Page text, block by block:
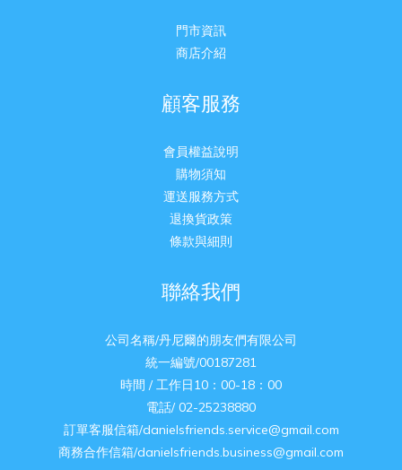
門市資訊
商店介紹
顧客服務
會員權益說明
購物須知
運送服務方式
退換貨政策
條款與細則
聯絡我們
公司名稱/丹尼爾的朋友們有限公司
統一編號/00187281
時間 / 工作日10：00-18：00
電話/ 02-25238880
訂單客服信箱/danielsfriends.service@gmail.com
商務合作信箱/danielsfriends.business@gmail.com